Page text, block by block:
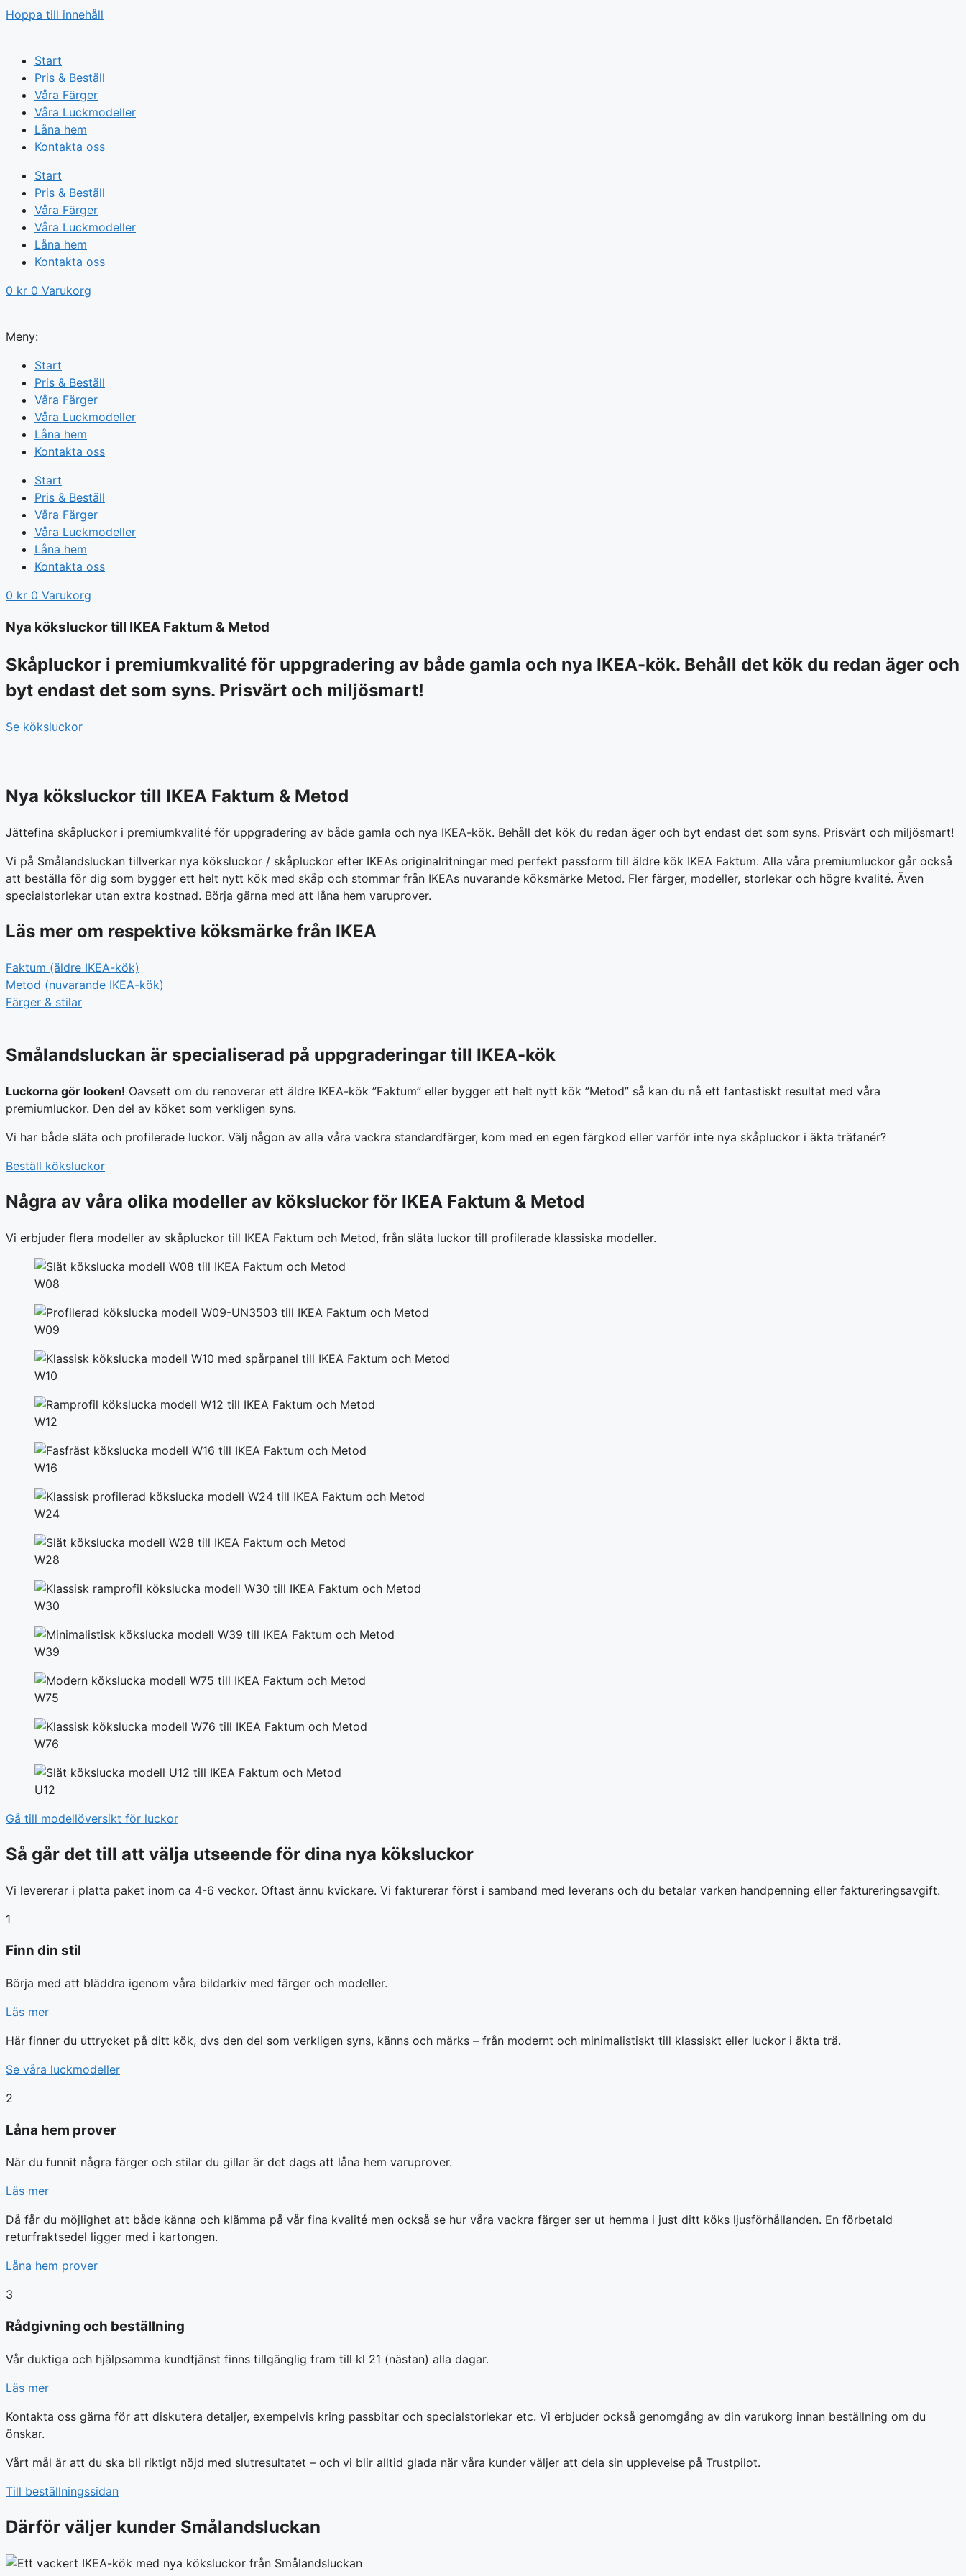
Hoppa till innehåll
Start
Pris & Beställ
Våra Färger
Våra Luckmodeller
Låna hem
Kontakta oss
Start
Pris & Beställ
Våra Färger
Våra Luckmodeller
Låna hem
Kontakta oss
0 kr 0 Varukorg
Meny:
Start
Pris & Beställ
Våra Färger
Våra Luckmodeller
Låna hem
Kontakta oss
Start
Pris & Beställ
Våra Färger
Våra Luckmodeller
Låna hem
Kontakta oss
0 kr 0 Varukorg
Nya köksluckor till IKEA Faktum & Metod
Skåpluckor i premiumkvalité för uppgradering av både gamla och nya IKEA-kök. Behåll det kök du redan äger och
byt endast det som syns. Prisvärt och miljösmart!
Se köksluckor
Nya köksluckor till IKEA Faktum & Metod
Jättefina skåpluckor i premiumkvalité för uppgradering av både gamla och nya IKEA-kök. Behåll det kök du redan äger och byt endast det som syns. Prisvärt och miljösmart!
Vi på Smålandsluckan tillverkar nya köksluckor / skåpluckor efter IKEAs originalritningar med perfekt passform till äldre kök IKEA Faktum. Alla våra premiumluckor går också
att beställa för dig som bygger ett helt nytt kök med skåp och stommar från IKEAs nuvarande köksmärke Metod. Fler färger, modeller, storlekar och högre kvalité. Även
specialstorlekar utan extra kostnad. Börja gärna med att låna hem varuprover.
Läs mer om respektive köksmärke från IKEA
Faktum (äldre IKEA-kök)
Metod (nuvarande IKEA-kök)
Färger & stilar
Smålandsluckan är specialiserad på uppgraderingar till IKEA-kök
Luckorna gör looken! Oavsett om du renoverar ett äldre IKEA-kök ”Faktum” eller bygger ett helt nytt kök ”Metod” så kan du nå ett fantastiskt resultat med våra
premiumluckor. Den del av köket som verkligen syns.
Vi har både släta och profilerade luckor. Välj någon av alla våra vackra standardfärger, kom med en egen färgkod eller varför inte nya skåpluckor i äkta träfanér?
Beställ köksluckor
Några av våra olika modeller av köksluckor för IKEA Faktum & Metod
Vi erbjuder flera modeller av skåpluckor till IKEA Faktum och Metod, från släta luckor till profilerade klassiska modeller.
W08
W09
W10
W12
W16
W24
W28
W30
W39
W75
W76
U12
Gå till modellöversikt för luckor
Så går det till att välja utseende för dina nya köksluckor
Vi levererar i platta paket inom ca 4-6 veckor. Oftast ännu kvickare. Vi fakturerar först i samband med leverans och du betalar varken handpenning eller faktureringsavgift.
1
Finn din stil
Börja med att bläddra igenom våra bildarkiv med färger och modeller.
Läs mer
Här finner du uttrycket på ditt kök, dvs den del som verkligen syns, känns och märks – från modernt och minimalistiskt till klassiskt eller luckor i äkta trä.
Se våra luckmodeller
2
Låna hem prover
När du funnit några färger och stilar du gillar är det dags att låna hem varuprover.
Läs mer
Då får du möjlighet att både känna och klämma på vår fina kvalité men också se hur våra vackra färger ser ut hemma i just ditt köks ljusförhållanden. En förbetald
returfraktsedel ligger med i kartongen.
Låna hem prover
3
Rådgivning och beställning
Vår duktiga och hjälpsamma kundtjänst finns tillgänglig fram till kl 21 (nästan) alla dagar.
Läs mer
Kontakta oss gärna för att diskutera detaljer, exempelvis kring passbitar och specialstorlekar etc. Vi erbjuder också genomgång av din varukorg innan beställning om du
önskar.
Vårt mål är att du ska bli riktigt nöjd med slutresultatet – och vi blir alltid glada när våra kunder väljer att dela sin upplevelse på Trustpilot.
Till beställningssidan
Därför väljer kunder Smålandsluckan